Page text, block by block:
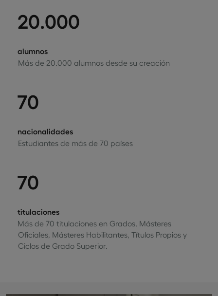
20.000
alumnos
Más de 20.000 alumnos desde su creación
70
nacionalidades
Estudiantes de más de 70 países
70
titulaciones
Más de 70 titulaciones en Grados, Másteres
Oficiales, Másteres Habilitantes, Títulos Propios y
Ciclos de Grado Superior.